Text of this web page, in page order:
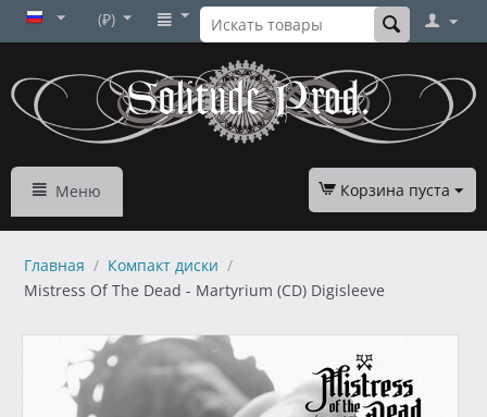
(₽)
Меню Корзина пуста
Главная / Компакт диски /
Mistress Of The Dead - Martyrium (CD) Digisleeve